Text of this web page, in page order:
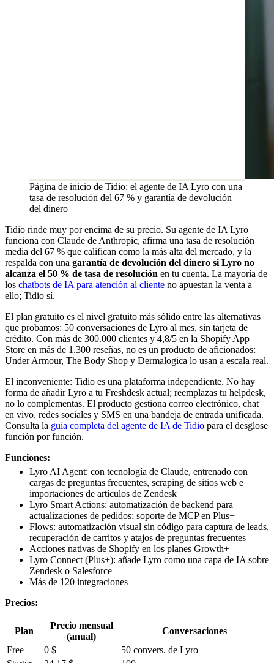
Página de inicio de Tidio: el agente de IA Lyro con una
tasa de resolución del 67 % y garantía de devolución
del dinero
Tidio rinde muy por encima de su precio. Su agente de IA Lyro
funciona con Claude de Anthropic, afirma una tasa de resolución
media del 67 % que califican como la más alta del mercado, y la
respalda con una garantía de devolución del dinero si Lyro no
alcanza el 50 % de tasa de resolución en tu cuenta. La mayoría de
los chatbots de IA para atención al cliente no apuestan la venta a
ello; Tidio sí.
El plan gratuito es el nivel gratuito más sólido entre las alternativas
que probamos: 50 conversaciones de Lyro al mes, sin tarjeta de
crédito. Con más de 300.000 clientes y 4,8/5 en la Shopify App
Store en más de 1.300 reseñas, no es un producto de aficionados:
Under Armour, The Body Shop y Dermalogica lo usan a escala real.
El inconveniente: Tidio es una plataforma independiente. No hay
forma de añadir Lyro a tu Freshdesk actual; reemplazas tu helpdesk,
no lo complementas. El producto gestiona correo electrónico, chat
en vivo, redes sociales y SMS en una bandeja de entrada unificada.
Consulta la guía completa del agente de IA de Tidio para el desglose
función por función.
Funciones:
Lyro AI Agent: con tecnología de Claude, entrenado con
cargas de preguntas frecuentes, scraping de sitios web e
importaciones de artículos de Zendesk
Lyro Smart Actions: automatización de backend para
actualizaciones de pedidos; soporte de MCP en Plus+
Flows: automatización visual sin código para captura de leads,
recuperación de carritos y atajos de preguntas frecuentes
Acciones nativas de Shopify en los planes Growth+
Lyro Connect (Plus+): añade Lyro como una capa de IA sobre
Zendesk o Salesforce
Más de 120 integraciones
Precios:
Plan
Precio mensual
(anual)
Conversaciones
Free
0 $
50 convers. de Lyro